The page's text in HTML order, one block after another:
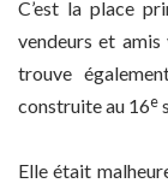
C’est la place
vendeurs et
trouve
construite au 16e
Elle était